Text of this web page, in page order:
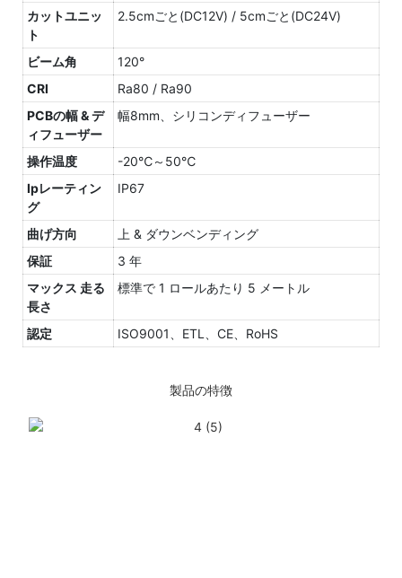
カットユニッ
ト
2.5cmごと(DC12V) / 5cmごと(DC24V)
ビーム角
120°
CRI
Ra80 / Ra90
PCBの幅 & デ
ィフューザー
幅8mm、シリコンディフューザー
操作温度
-20℃～50℃
Ipレーティン
グ
IP67
曲げ方向
上 & ダウンベンディング
保証
3 年
マックス 走る
長さ
標準で 1 ロールあたり 5 メートル
認定 ISO9001、ETL、CE、RoHS
製品の特徴